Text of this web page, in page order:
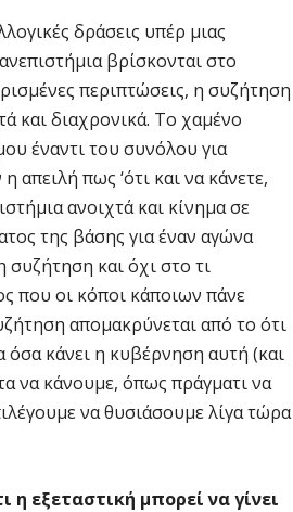
δράσεις υπέρ μιας
βρίσκονται στο
περιπτώσεις, η συζήτηση
και διαχρονικά. Το χαμένο
έναντι του συνόλου για
απειλή πως ‘ότι και να κάνετε,
ανοιχτά και κίνημα σε
της βάσης για έναν αγώνα
συζήτηση και όχι στο τι
που οι κόποι κάποιων πάνε
απομακρύνεται από το ότι
κάνει η κυβέρνηση αυτή (και
να κάνουμε, όπως πράγματι να
να θυσιάσουμε λίγα τώρα
εξεταστική μπορεί να γίνει